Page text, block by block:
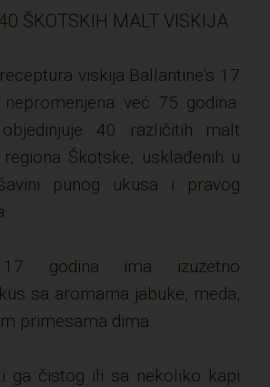
ŠKOTSKIH MALT VISKIJA
viskija Ballantine’s 17
već 75 godina.
40 različitih malt
Škotske, usklađenih u
punog ukusa i pravog
17 godina ima izuzetno
sa aromama jabuke, meda,
primesama dima.
ga čistog ili sa nekoliko kapi